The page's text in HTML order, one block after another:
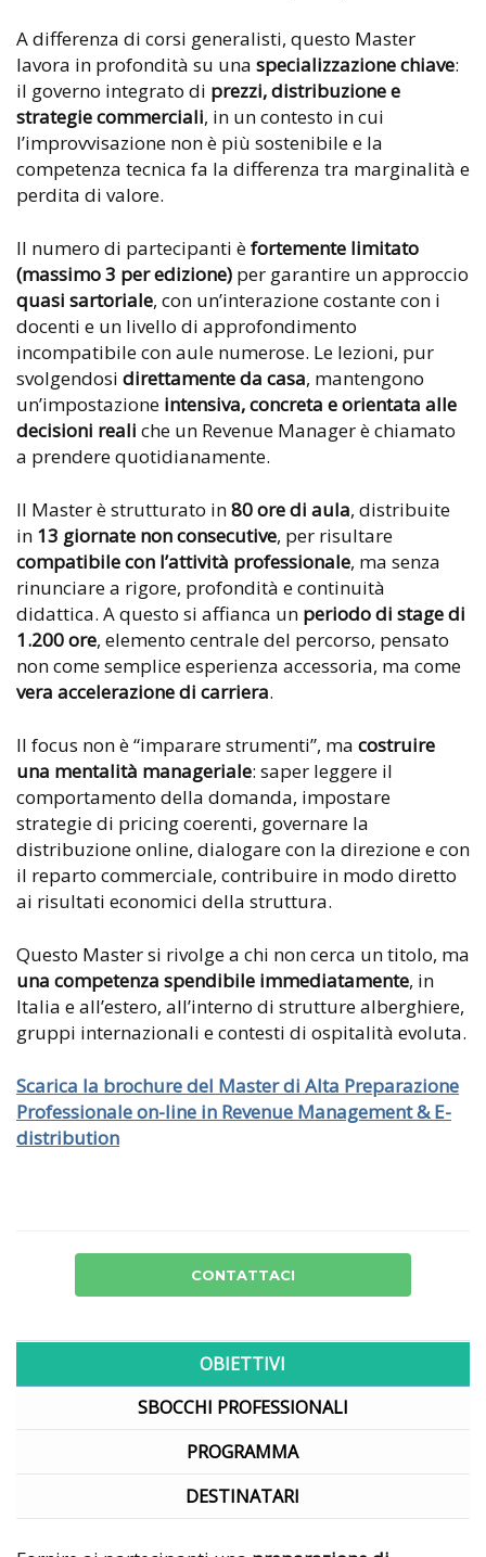
A differenza di corsi generalisti, questo Master
lavora in profondità su una specializzazione chiave:
il governo integrato di prezzi, distribuzione e
strategie commerciali, in un contesto in cui
l’improvvisazione non è più sostenibile e la
competenza tecnica fa la differenza tra marginalità e
perdita di valore.
Il numero di partecipanti èfortemente limitato
(massimo 3 per edizione) per garantire un approccio
quasi sartoriale, con un’interazione costante con i
docenti e un livello di approfondimento
incompatibile con aule numerose. Le lezioni, pur
svolgendosi direttamente da casa, mantengono
un’impostazione intensiva, concreta e orientata alle
decisioni reali che un Revenue Manager è chiamato
a prendere quotidianamente.
Il Master è strutturato in80 ore di aula, distribuite
in 13 giornate non consecutive, per risultare
compatibile con l’attività professionale, ma senza
rinunciare a rigore, profondità e continuità
didattica. A questo si affianca un periodo di stage di
1.200 ore, elemento centrale del percorso, pensato
non come semplice esperienza accessoria, ma come
vera accelerazione di carriera.
Il focus non è “imparare strumenti”, ma costruire
una mentalità manageriale: saper leggere il
comportamento della domanda, impostare
strategie di pricing coerenti, governare la
distribuzione online, dialogare con la direzione e con
il reparto commerciale, contribuire in modo diretto
ai risultati economici della struttura.
Questo Master si rivolge a chi non cerca un titolo, ma
una competenza spendibile immediatamente, in
Italia e all’estero, all’interno di strutture alberghiere,
gruppi internazionali e contesti di ospitalità evoluta.
Scarica la brochure del Master di Alta Preparazione
Professionale on-line in Revenue Management & E-
distribution
CONTATTACI
OBIETTIVI
SBOCCHI PROFESSIONALI
PROGRAMMA
DESTINATARI